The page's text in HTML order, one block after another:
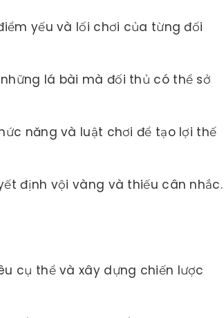
yếu và lối chơi của từng đối
lá bài mà đối thủ có thể sở
năng và luật chơi để tạo lợi thế
định vội vàng và thiếu cân nhắc.
cụ thể và xây dựng chiến lược